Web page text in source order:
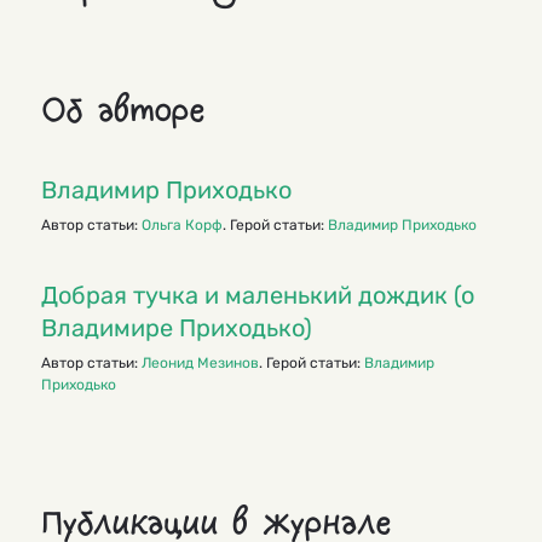
Об авторе
Владимир Приходько
Автор статьи: Ольга Корф. Герой статьи: Владимир Приходько
Добрая тучка и маленький дождик (о
Владимире Приходько)
Автор статьи: Леонид Мезинов. Герой статьи: Владимир
Приходько
Публикации в журнале